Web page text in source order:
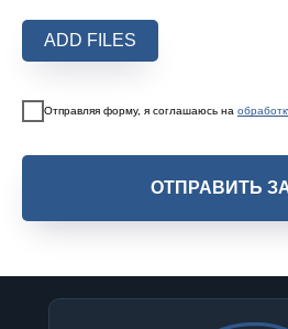
ADD FILES
Отправляя форму, я соглашаюсь на
ОТПРАВИТЬ